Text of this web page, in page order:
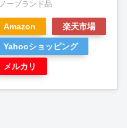
ノーブランド品
Amazon 楽天市場
Yahooショッピング
メルカリ